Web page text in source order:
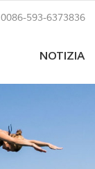
0086-593-6373836
NOTIZIA